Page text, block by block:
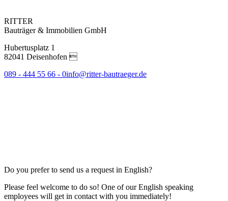
RITTER
Bauträger & Immobilien GmbH
Hubertusplatz 1
82041 Deisenhofen 
089 - 444 55 66 - 0info@ritter-bautraeger.de
Do you prefer to send us a request in English?
Please feel welcome to do so! One of our English speaking
employees will get in contact with you immediately!